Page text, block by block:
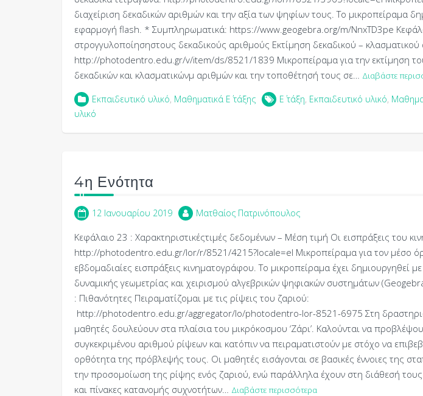
διαχείριση δεκαδικών αριθμών και την αξία των ψηφίων τους. Το μικροπείραμα
εφαρμογή flash. * Συμπληρωματικά: https://www.geogebra.org/m/NnxTD3pe
στρογγυλοποίησηστους δεκαδικούς αριθμούς Εκτίμηση δεκαδικού – κλασματικού
http://photodentro.edu.gr/v/item/ds/8521/1839 Μικροπείραμα για την εκτίμηση
δεκαδικών και κλασματικώνμ αριθμών και την τοποθέτησή τους σε… Διαβάστε
Εκπαιδευτικό υλικό, Μαθηματικά Ε΄ τάξης Ε΄ τάξη, Εκπαιδευτικό υλικό,
υλικό
4η Ενότητα
12 Ιανουαρίου 2019 Ματθαίος Πατρινόπουλος
Κεφάλαιο 23 : Χαρακτηριστικέςτιμές δεδομένων – Μέση τιμή Οι εισπράξεις του
http://photodentro.edu.gr/lor/r/8521/4215?locale=el Μικροπείραμα για τον μέσο
εβδομαδιαίες εισπράξεις κινηματογράφου. To μικροπείραμα έχει δημιουργηθεί
δυναμικής γεωμετρίας και χειρισμού αλγεβρικών ψηφιακών συστημάτων
: Πιθανότητες Πειραματίζομαι με τις ρίψεις του ζαριού:
http://photodentro.edu.gr/aggregator/lo/photodentro-lor-8521-6975 Στη
μαθητές δουλεύουν στα πλαίσια του μικρόκοσμου ‘Ζάρι’. Καλούνται να
συγκεκριμένου αριθμού ρίψεων και κατόπιν να πειραματιστούν με στόχο να
ορθότητα της πρόβλεψής τους. Οι μαθητές εισάγονται σε βασικές έννοιες της
την προσομοίωση της ρίψης ενός ζαριού, ενώ παράλληλα έχουν στη διάθεσή
και πίνακες κατανομής συχνοτήτων… Διαβάστε περισσότερα